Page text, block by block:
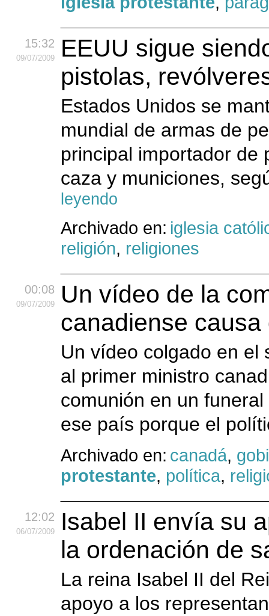
15:32
09/07/2009
EEUU sigue
pistolas,
Estados Unidos se
mundial de armas de
principal importador de
caza y municiones,
leyendo
Archivado en: iglesia
religión, religiones
00:08
09/07/2009
Un vídeo de la
canadiense
Un vídeo colgado en el
al primer ministro
comunión en un
ese país porque el
Archivado en: canadá,
protestante, política,
12:02
06/07/2009
Isabel II envía su
la ordenación de
La reina Isabel II del
apoyo a los